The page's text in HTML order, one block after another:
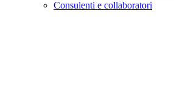
Consulenti e collaboratori